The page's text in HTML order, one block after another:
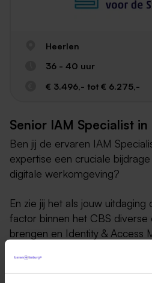
Heerlen
36 - 40 uur
€ 3.496,- tot € 6.275,-
Senior IAM Specialist in
Ben jij de ervaren IAM
expertise een cruciale
digitale werkomgeving?
En zie jij het als jouw
factor binnen het CBS diverse
brengen en Identity & Access
en toekomstgericht te
Ga jij het verschil maken?